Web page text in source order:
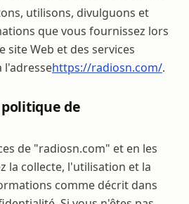
utilisons, divulguons et
que vous fournissez lors
Web et des services
l'adressehttps://radiosn.com/.
de
de "radiosn.com" et en les
la collecte, l'utilisation et la
comme décrit dans